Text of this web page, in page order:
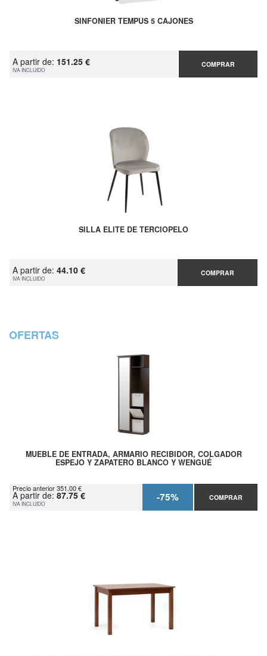
SINFONIER TEMPUS 5 CAJONES
A partir de: 151.25 €
IVA INCLUIDO
COMPRAR
SILLA ELITE DE TERCIOPELO
A partir de: 44.10 €
IVA INCLUIDO
COMPRAR
OFERTAS
MUEBLE DE ENTRADA, ARMARIO RECIBIDOR, COLGADOR
ESPEJO Y ZAPATERO BLANCO Y WENGUÉ
Precio anterior 351.00 €
A partir de: 87.75 €
IVA INCLUIDO -75% COMPRAR